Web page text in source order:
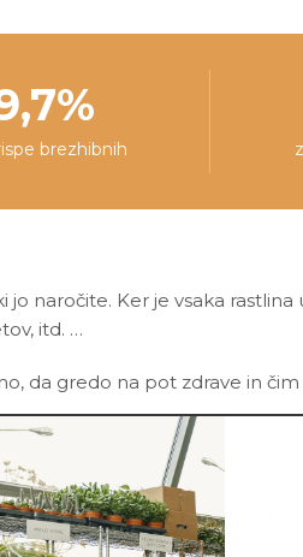
brezhibnih
naročite. Ker je vsaka
itd. …
da gredo na pot zdrave in
podlagi dostopnih spletnih